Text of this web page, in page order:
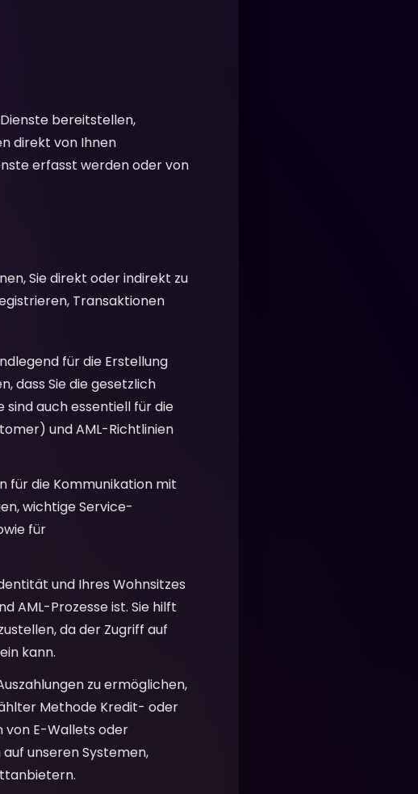
bereitstellen,
direkt von Ihnen
erfasst werden oder von
Sie direkt oder indirekt zu
Transaktionen
für die Erstellung
dass Sie die gesetzlich
auch essentiell für die
und AML-Richtlinien
für die Kommunikation mit
wichtige Service-
für
und Ihres Wohnsitzes
AML-Prozesse ist. Sie hilft
da der Zugriff auf
kann.
zu ermöglichen,
Methode Kredit- oder
E-Wallets oder
unseren Systemen,